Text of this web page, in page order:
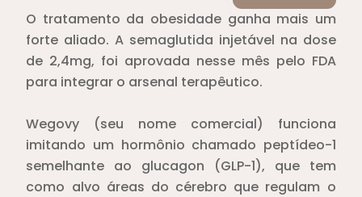
O tratamento da obesidade ganha mais um
forte aliado. A semaglutida injetável na dose
de 2,4mg, foi aprovada nesse mês pelo FDA
para integrar o arsenal terapêutico. ⁣
⁣Wegovy (seu nome comercial) funciona
imitando um hormônio chamado peptídeo-1
semelhante ao glucagon (GLP-1), que tem
como alvo áreas do cérebro que regulam o